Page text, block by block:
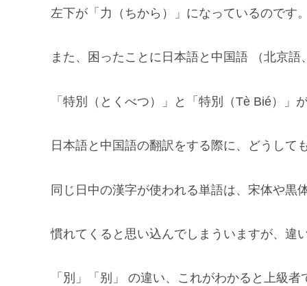
左下が「力（ちから）」になっているのです
また、困ったことに日本語と中国語 （北京語
「特別（とくべつ）」と「特別（Tè Bié）」
日本語と中国語の翻訳をする際に、どうして
同じ日中の漢字が使われる単語は、宋体や黒
慣れてくると思い込んでしまういますが、違
「別」「别」 の違い、これがわかると上級者